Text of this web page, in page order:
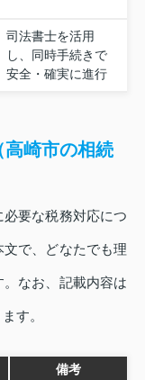
司法書士を活用
し、同時手続きで
安全・確実に進行
崎市の相続
要な税務対応につ
で、どなたでも理
なお、記載内容は
す。
備考